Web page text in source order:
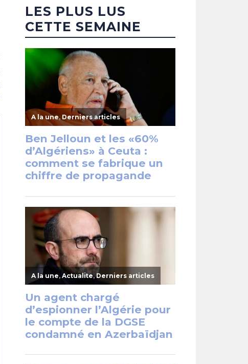
LES PLUS LUS
CETTE SEMAINE